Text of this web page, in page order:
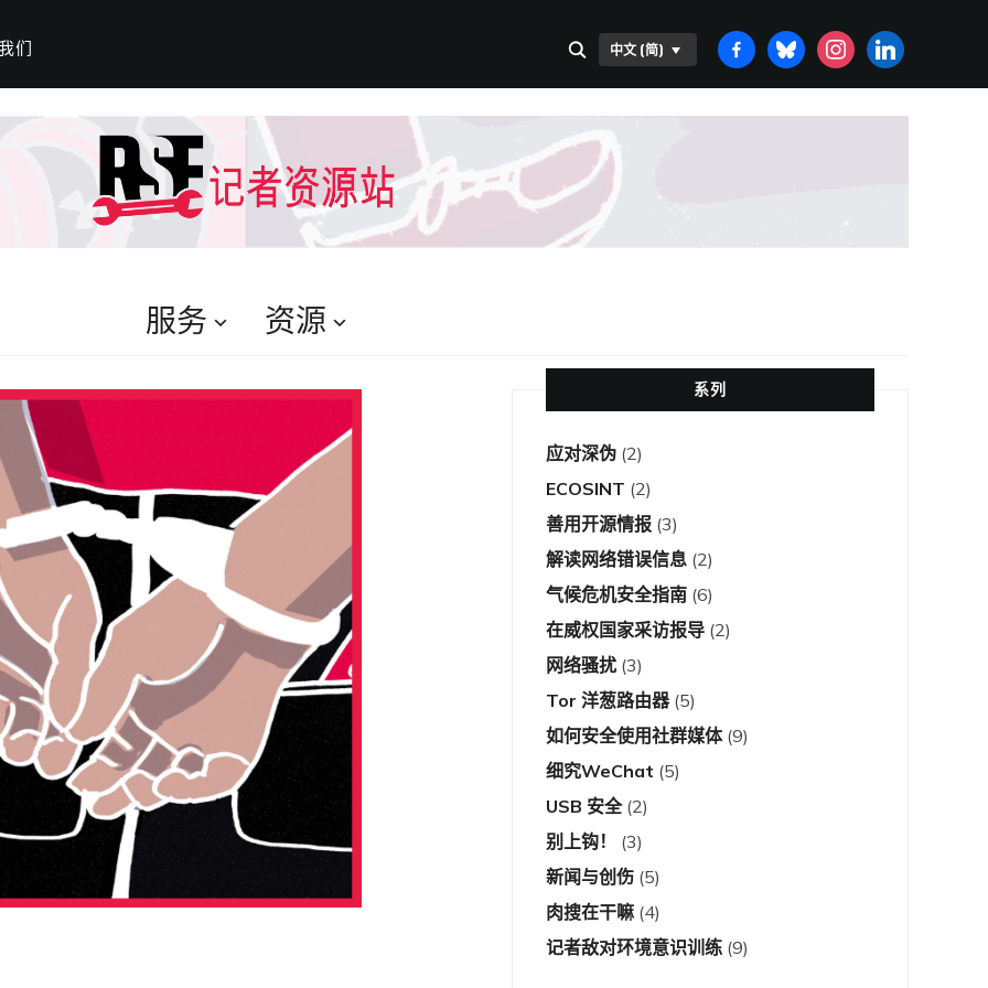
们 中文 (简)
FACEBOOK-
ALT
BLUESKYINSTAGRAMLINKEDIN
服务 资源
系列
应对深伪 (2)
ECOSINT (2)
善用开源情报 (3)
解读网络错误信息 (2)
气候危机安全指南 (6)
在威权国家采访报导 (2)
网络骚扰 (3)
Tor 洋葱路由器(5)
如何安全使用社群媒体(9)
细究WeChat (5)
USB 安全(2)
别上钩！
(3)
新闻与创伤 (5)
肉搜在干嘛 (4)
记者敌对环境意识训练 (9)